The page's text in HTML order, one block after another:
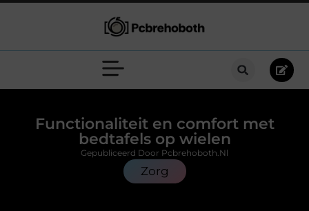
Functionaliteit en comfort met
bedtafels op wielen
Zorg
Gepubliceerd Door Pcbrehoboth.nl